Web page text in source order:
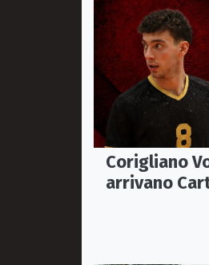
Corigliano
arrivano
esperienza